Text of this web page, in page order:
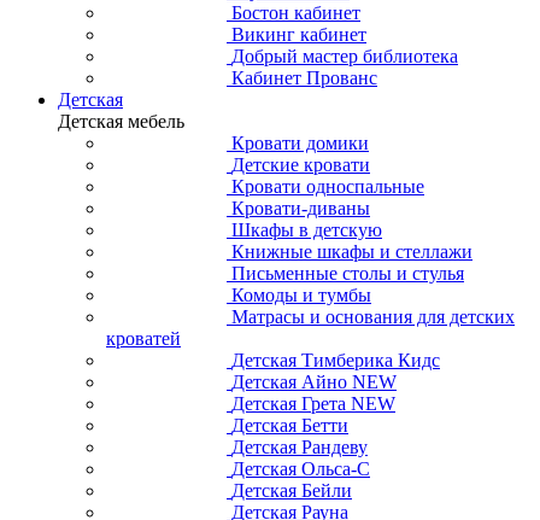
Бостон кабинет
Викинг кабинет
Добрый мастер библиотека
Кабинет Прованс
Детская
Детская мебель
Кровати домики
Детские кровати
Кровати односпальные
Кровати-диваны
Шкафы в детскую
Книжные шкафы и стеллажи
Письменные столы и стулья
Комоды и тумбы
Матрасы и основания для детских
кроватей
Детская Тимберика Кидс
Детская Айно NEW
Детская Грета NEW
Детская Бетти
Детская Рандеву
Детская Ольса-С
Детская Бейли
Детская Рауна